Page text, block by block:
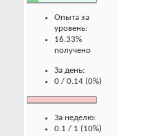
Опыта за
уровень:
16.33%
получено
За день:
0 / 0.14 (0%)
За неделю:
0.1 / 1 (10%)